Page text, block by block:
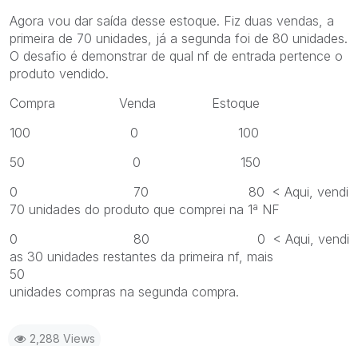
Agora vou dar saída desse estoque. Fiz duas vendas, a
primeira de 70 unidades, já a segunda foi de 80 unidades.
O desafio é demonstrar de qual nf de entrada pertence o
produto vendido.
Compra Venda Estoque
100 0 100
50 0 150
0 70 80 < Aqui, vendi
70 unidades do produto que comprei na 1ª NF
0 80 0 < Aqui, vendi
as 30 unidades restantes da primeira nf, mais
50
unidades compras na segunda compra.
2,288 Views